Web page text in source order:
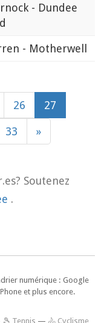
- Dundee
- Motherwell
26 27
33 »
Soutenez
.
numérique : Google
et plus encore.
🎾 Tennis — 🚴 Cyclisme